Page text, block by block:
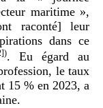
maritime »,
raconté] leur
dans ce
). Eu égard au
le taux
15 % en 2023, a